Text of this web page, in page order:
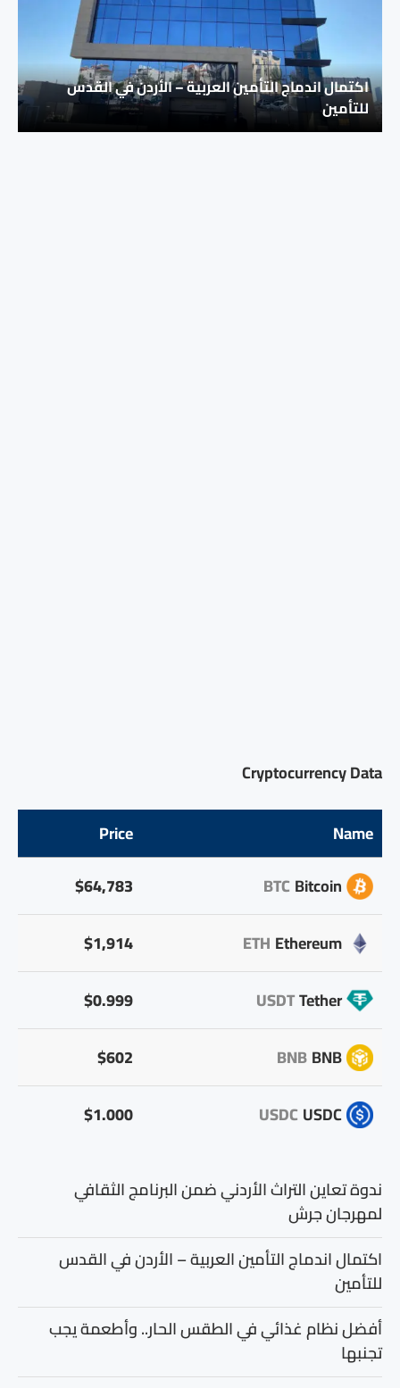
اكتمال اندماج التأمين العربية – الأردن في القدس
للتأمين
Cryptocurrency Data
Name
Price
Bitcoin
BTC
$64,783
Ethereum
ETH
$1,914
Tether
USDT
$0.999
BNB
BNB
$602
USDC
USDC
$1.000
ندوة تعاين التراث الأردني ضمن البرنامج الثقافي
لمهرجان جرش
اكتمال اندماج التأمين العربية – الأردن في القدس
للتأمين
أفضل نظام غذائي في الطقس الحار.. وأطعمة يجب
تجنبها